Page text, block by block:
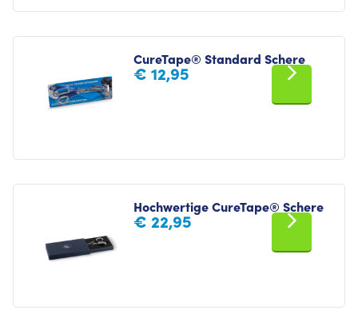
CureTape® Standard Schere
€ 12,95
Hochwertige CureTape® Schere
€ 22,95